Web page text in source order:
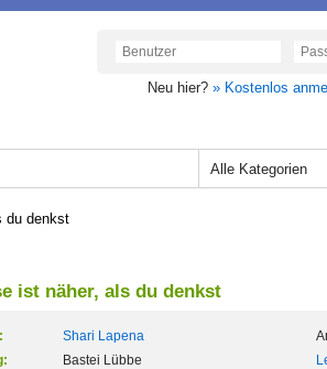
Neu hier? » Kostenlos
Alle Kategorien
du denkst
ist näher, als du denkst
Shari Lapena
Bastei Lübbe